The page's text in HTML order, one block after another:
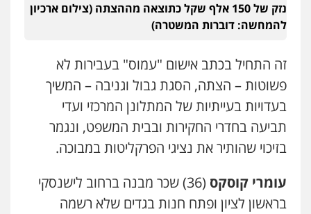
נזק של 150 אלף שקל כתוצאה מההצתה (צילום ארכיון
להמחשה: דוברות המשטרה)
זה התחיל בכתב אישום "עמוס" בעבירות לא
פשוטות – הצתה, הסגת גבול וגניבה – המשיך
בעדויות בעייתיות של המתלונן המרכזי ועדי
תביעה בחדרי החקירות ובבית המשפט, ונגמר
בזיכוי שהותיר את נציגי הפרקליטות במבוכה.
עומרי קוסקס
(36) שכר מבנה ברחוב לישנסקי
בראשון לציון ופתח חנות בגדים שלא רשמה